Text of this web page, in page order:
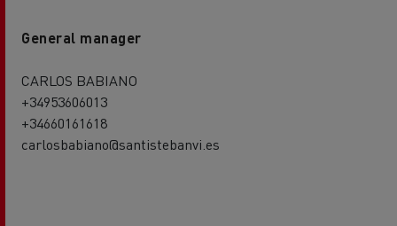
General manager
CARLOS BABIANO
+34953606013
+34660161618
carlosbabiano@santistebanvi.es